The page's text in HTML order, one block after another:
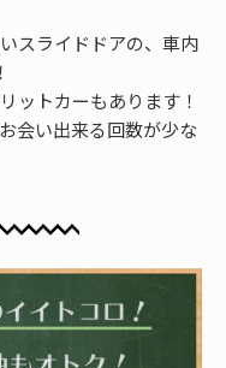
スライドドアの、車内
ットカーもあります！
会い出来る回数が少な